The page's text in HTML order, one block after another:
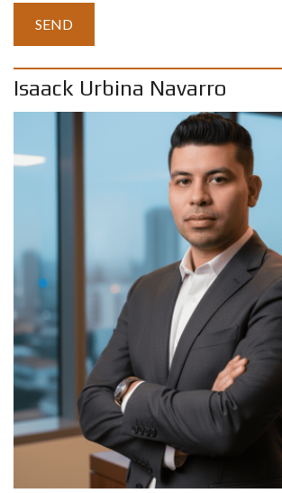
Isaack Urbina Navarro